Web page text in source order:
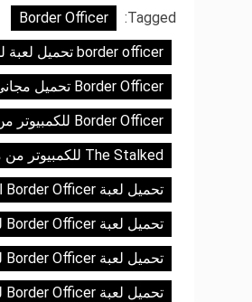
Tagged:
Border Officer
border officer تحميل لعبة للكمبيوتر
Border Officer تحميل مجاني للكمبيوتر الشخصي من ميديافاير
Border Officer للكمبيوتر من ميديا فاير مجاناً
The Stalked للكمبيوتر من ميديا فاير مجااً
تحميل لعبة Border Officer الاصلية جميع الاصدارات برابط مباشر
تحميل لعبة Border Officer للكمبيوتر
تحميل لعبة Border Officer للكمبيوتر ماناً
تحميل لعبة Border Officer للكمبيوتر مجاناً